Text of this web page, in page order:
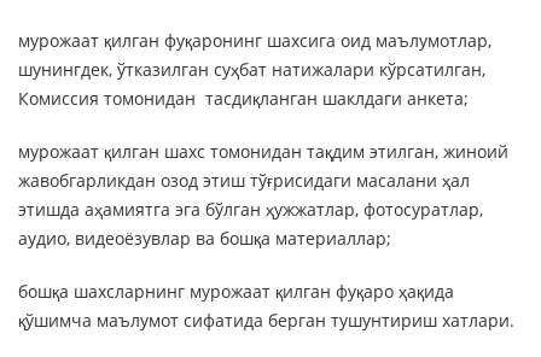
мурожаат қилган фуқаронинг шахсига оид маълумотлар,
шунингдек, ўтказилган суҳбат натижалари кўрсатилган,
Комиссия томонидан тасдиқланган шаклдаги анкета;
мурожаат қилган шахс томонидан тақдим этилган, жиноий
жавобгарликдан озод этиш тўғрисидаги масалани ҳал
этишда аҳамиятга эга бўлган ҳужжатлар, фотосуратлар,
аудио, видеоёзувлар ва бошқа материаллар;
бошқа шахсларнинг мурожаат қилган фуқаро ҳақида
қўшимча маълумот сифатида берган тушунтириш хатлари.